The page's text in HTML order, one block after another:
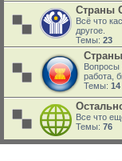
Страны
Всё что
другое.
Темы: 23
Вопросы
работа,
Темы: 14
Все что
Темы: 76